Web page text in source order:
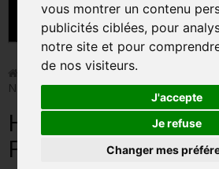
vous montrer un contenu
publicités ciblées, pour
notre site et pour
de nos visiteurs.
J'accepte
Je refuse
Changer mes
MENU
CARTE A JOUER
PRÉCOMMANDE FIGURINES POP
FIGURINES POP MANGA
FIGURINES POP DISNEY
Figurines > HINATA HYUGA /
NENDOROID
HINATA HYUGA /
FIGURINE